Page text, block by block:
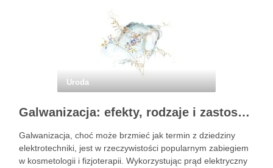
Uroda
Galwanizacja: efekty, rodzaje i zastosowanie w kosmetologii
Galwanizacja, choć może brzmieć jak termin z dziedziny
elektrotechniki, jest w rzeczywistości popularnym zabiegiem
w kosmetologii i fizjoterapii. Wykorzystując prąd elektryczny